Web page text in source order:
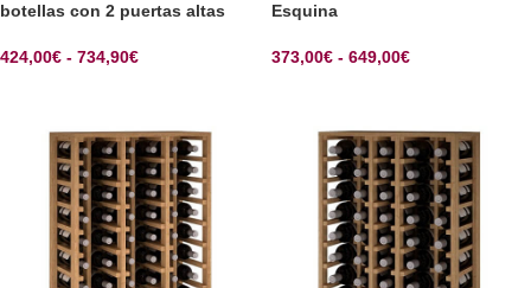
botellas con 2 puertas altas
424,00€ - 734,90€
Esquina
373,00€ - 649,00€